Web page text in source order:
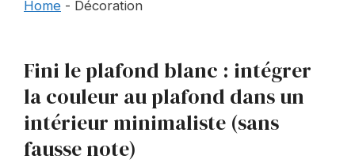
Home - Décoration
Fini le plafond blanc : intégrer
la couleur au plafond dans un
intérieur minimaliste (sans
fausse note)